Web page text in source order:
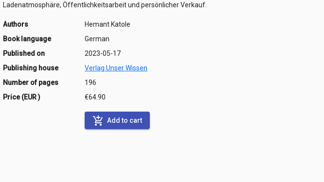
Ladenatmosphäre, Öffentlichkeitsarbeit und persönlicher Verkauf.
Authors
Hemant Katole
Book language
German
Published on
2023-05-17
Publishing house
Verlag Unser Wissen
Number of pages
196
Price (EUR )
€64.90
add_shopping_cart Add to cart